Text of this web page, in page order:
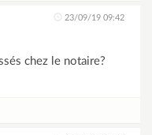
23/09/19 09:42
chez le notaire?